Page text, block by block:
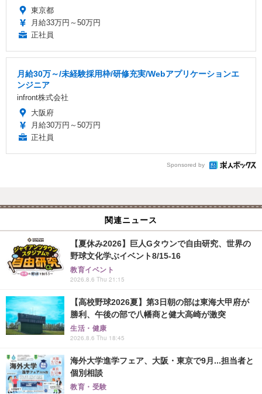
東京都
月給33万円～50万円
正社員
月給30万～/未経験採用枠/研修充実/Webアプリケーションエ
ンジニア
infront株式会社
大阪府
月給30万円～50万円
正社員
Sponsored by
関連ニュース
【夏休み2026】巨人Gタウンで自由研究、世界の
野球文化学ぶイベント8/15-16
教育イベント
2026.8.6 Thu 21:15
【高校野球2026夏】第3日朝の部は東海大甲府が
勝利、午後の部で八幡商と健大高崎が激突
生活・健康
2026.8.6 Thu 18:45
海外大学進学フェア、大阪・東京で9月...担当者と
個別相談
教育・受験